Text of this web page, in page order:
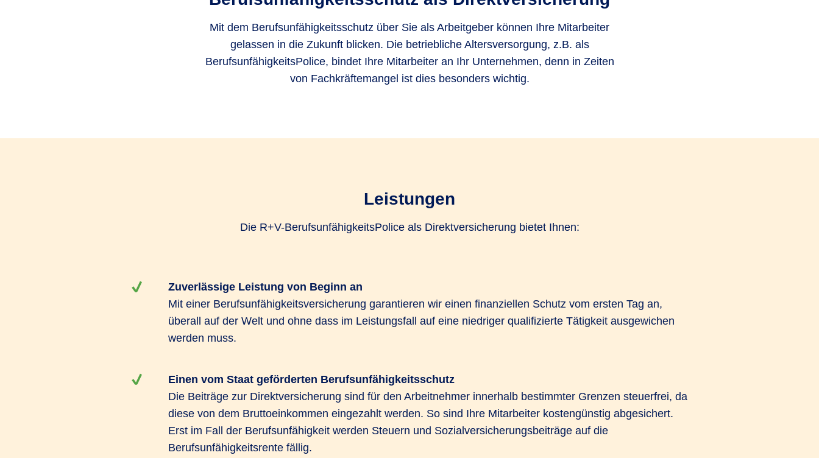
Mit dem Berufsunfähigkeitsschutz über Sie als Arbeitgeber können Ihre Mitarbeiter
gelassen in die Zukunft blicken. Die betriebliche Altersversorgung, z.B. als
BerufsunfähigkeitsPolice, bindet Ihre Mitarbeiter an Ihr Unternehmen, denn in Zeiten
von Fachkräftemangel ist dies besonders wichtig.
Leistungen
Die R+V-BerufsunfähigkeitsPolice als Direktversicherung bietet Ihnen:
Zuverlässige Leistung von Beginn an
Mit einer Berufsunfähigkeitsversicherung garantieren wir einen finanziellen Schutz vom ersten Tag an,
überall auf der Welt und ohne dass im Leistungsfall auf eine niedriger qualifizierte Tätigkeit ausgewichen
werden muss.
Einen vom Staat geförderten Berufsunfähigkeitsschutz
Die Beiträge zur Direktversicherung sind für den Arbeitnehmer innerhalb bestimmter Grenzen steuerfrei, da
diese von dem Bruttoeinkommen eingezahlt werden. So sind Ihre Mitarbeiter kostengünstig abgesichert.
Erst im Fall der Berufsunfähigkeit werden Steuern und Sozialversicherungsbeiträge auf die
Berufsunfähigkeitsrente fällig.